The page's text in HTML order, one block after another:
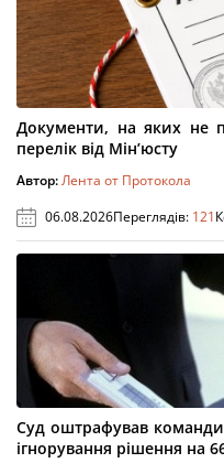
Документи, на яких не
перелік від Мін’юсту
Автор:Лента от Протокола
06.08.2026Переглядів: 121
Суд оштрафував
ігнорування рішення на